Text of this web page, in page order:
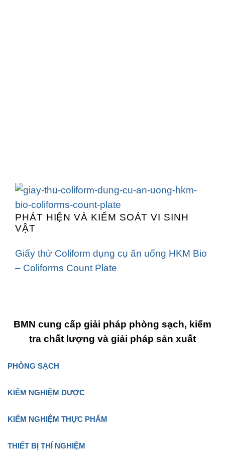
PHÁT HIỆN VÀ KIỂM SOÁT VI SINH
VẬT
Giấy thử Coliform dụng cụ ăn uống HKM Bio
– Coliforms Count Plate
BMN cung cấp giải pháp phòng sạch, kiểm
tra chất lượng và giải pháp sản xuất
PHÒNG SẠCH
KIỂM NGHIỆM DƯỢC
KIỂM NGHIỆM THỰC PHẨM
THIẾT BỊ THÍ NGHIỆM